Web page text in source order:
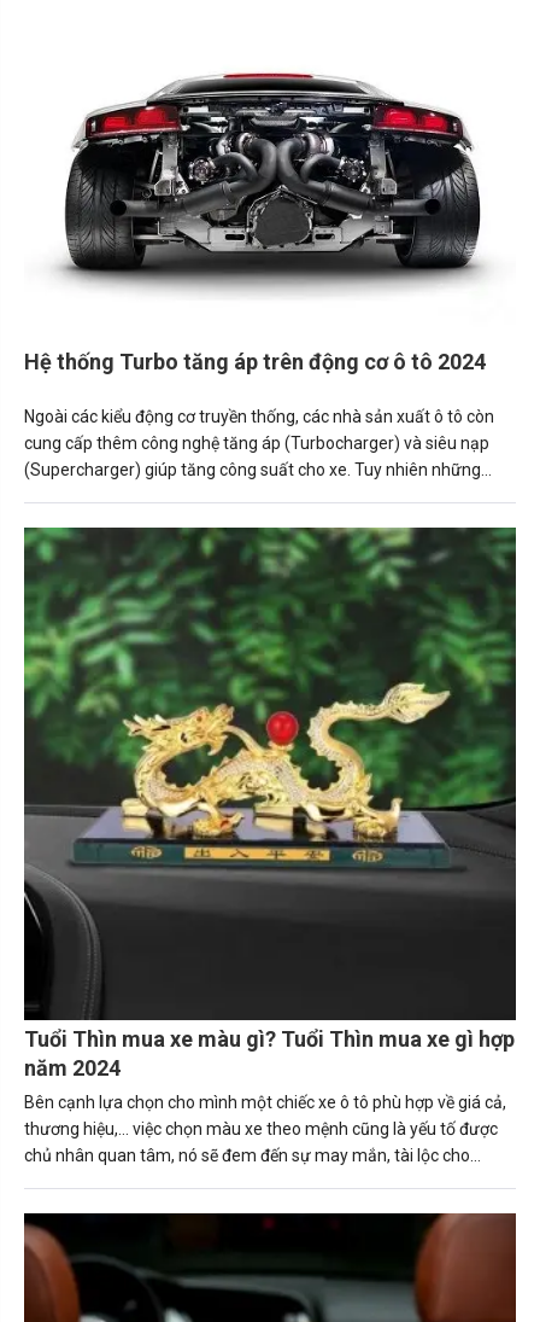
Hệ thống Turbo tăng áp trên động cơ ô tô 2024
Ngoài các kiểu động cơ truyền thống, các nhà sản xuất ô tô còn
cung cấp thêm công nghệ tăng áp (Turbocharger) và siêu nạp
(Supercharger) giúp tăng công suất cho xe. Tuy nhiên những
chúng.
Tuổi Thìn mua xe màu gì? Tuổi Thìn mua xe gì hợp
năm 2024
Bên cạnh lựa chọn cho mình một chiếc xe ô tô phù hợp về giá cả,
thương hiệu,... việc chọn màu xe theo mệnh cũng là yếu tố được
chủ nhân quan tâm, nó sẽ đem đến sự may mắn, tài lộc cho
Mậu Thìn, Nhâm Thìn) mua được chiếc xe ô tô phù hợp. Tuổi thìn
hợp xe màu gì sẽ mang lại may mắn và tài lộc cho gia chủ.